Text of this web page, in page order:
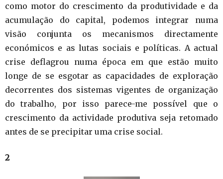
como motor do crescimento da produtividade e da
acumulação do capital, podemos integrar numa
visão conjunta os mecanismos directamente
económicos e as lutas sociais e políticas. A actual
crise deflagrou numa época em que estão muito
longe de se esgotar as capacidades de exploração
decorrentes dos sistemas vigentes de organização
do trabalho, por isso parece-me possível que o
crescimento da actividade produtiva seja retomado
antes de se precipitar uma crise social.
2